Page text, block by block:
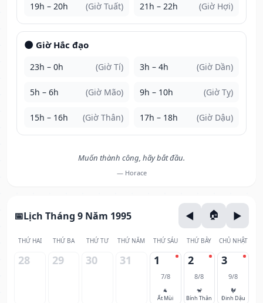
19h – 20h (Giờ Tuất) 21h – 22h (Giờ Hợi)
🌑 Giờ Hắc đạo
23h – 0h (Giờ Tí) 3h – 4h (Giờ Dần)
5h – 6h (Giờ Mão) 9h – 10h (Giờ Tỵ)
15h – 16h (Giờ Thân) 17h – 18h (Giờ Dậu)
Muốn thành công, hãy bắt đầu.
— Horace
Lịch Tháng 9 Năm 1995
THỨ HAI THỨ BA THỨ TƯ THỨ NĂM THỨ SÁU THỨ BẢY CHỦ NHẬT
28 29 30 31 1
7/8
🐐
Ất Mùi
2
8/8
🐒
Bính Thân
3
9/8
🐓
Đinh Dậu